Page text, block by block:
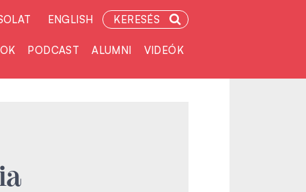
ENGLISH KERESÉS
PODCAST ALUMNI VIDEÓK